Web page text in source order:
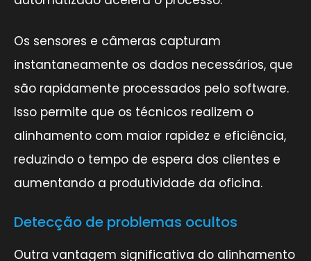
Os sensores e câmeras capturam
instantaneamente os dados necessários, que
são rapidamente processados pelo software.
Isso permite que os técnicos realizem o
alinhamento com maior rapidez e eficiência,
reduzindo o tempo de espera dos clientes e
aumentando a produtividade da oficina.
Detecção de problemas ocultos
Outra vantagem significativa do alinhamento